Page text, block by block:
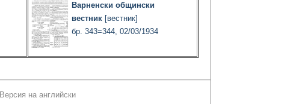
Варненски общински
вестник [вестник]
бр. 343=344, 02/03/1934
Версия на английски